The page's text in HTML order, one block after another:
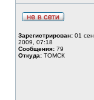
Зарегистрирован: 01 сен
2009, 07:18
Сообщения: 79
Откуда: ТОМСК